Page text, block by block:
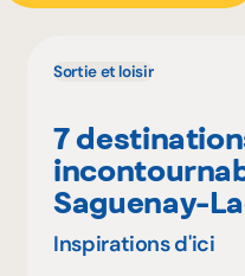
Sortie et loisir
7
Saguenay-
Inspirations d'ici